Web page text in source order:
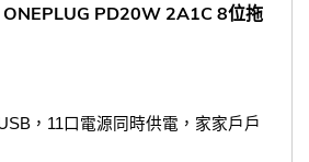
PD20W 2A1C 8位拖
，11口電源同時供電，家家戶戶